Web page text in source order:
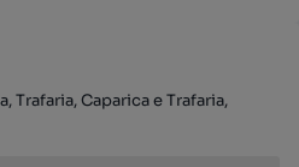
Trafaria, Caparica e Trafaria,